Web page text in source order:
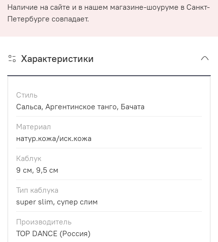
Наличие на сайте и в нашем магазине-шоуруме в Санкт-
Петербурге совпадает.
Характеристики
Стиль
Сальса, Аргентинское танго, Бачата
Материал
натур.кожа/иск.кожа
Каблук
9 см, 9,5 см
Тип каблука
super slim, супер слим
Производитель
TOP DANCE (Россия)